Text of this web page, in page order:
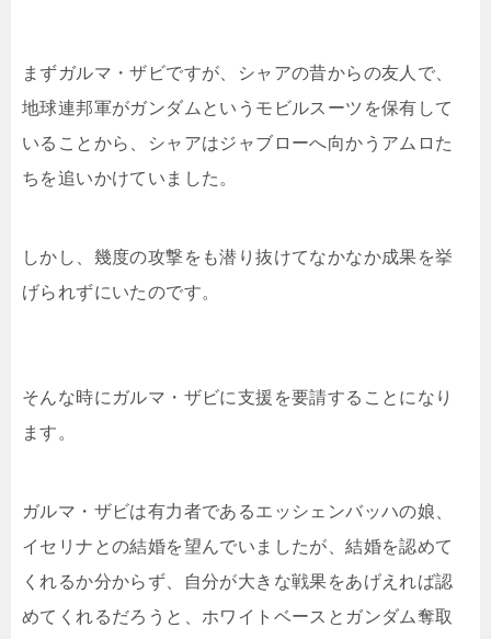
まずガルマ・ザビですが、シャアの昔からの友人で、
地球連邦軍がガンダムというモビルスーツを保有して
いることから、シャアはジャブローへ向かうアムロた
ちを追いかけていました。
しかし、幾度の攻撃をも潜り抜けてなかなか成果を挙
げられずにいたのです。
そんな時にガルマ・ザビに支援を要請することになり
ます。
ガルマ・ザビは有力者であるエッシェンバッハの娘、
イセリナとの結婚を望んでいましたが、結婚を認めて
くれるか分からず、自分が大きな戦果をあげえれば認
めてくれるだろうと、ホワイトベースとガンダム奪取